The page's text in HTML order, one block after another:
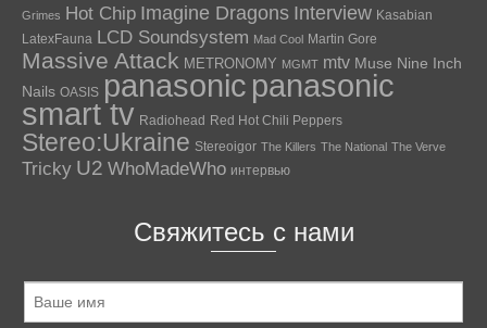
Grimes Hot Chip Imagine Dragons Interview Kasabian
LatexFauna LCD Soundsystem Mad Cool Martin Gore
Massive Attack METRONOMY MGMT mtv Muse Nine Inch
Nails OASIS panasonic panasonic
smart tv Radiohead Red Hot Chili Peppers
Stereo:Ukraine Stereoigor The Killers The National The Verve
Tricky U2 WhoMadeWho интервью
Свяжитесь с нами